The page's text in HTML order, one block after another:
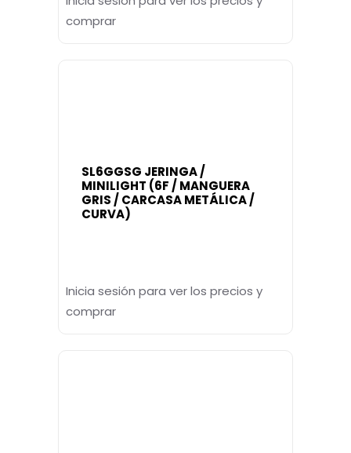
comprar
SL6GGSG JERINGA /
MINILIGHT (6F / MANGUERA
GRIS / CARCASA METÁLICA /
CURVA)
Inicia sesión para ver los precios y
comprar